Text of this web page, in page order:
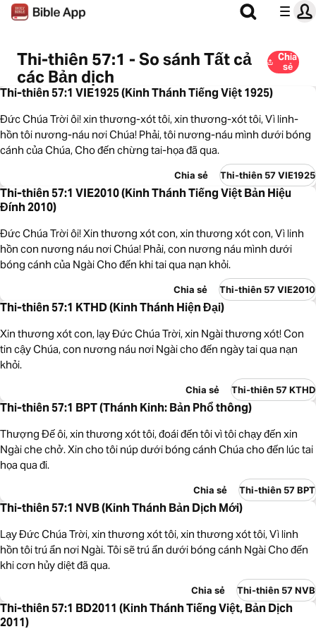
Thi-thiên 57:1 - So sánh Tất cả
các Bản dịch
Chia
sẻ
Thi-thiên 57:1 VIE1925 (Kinh Thánh Tiếng Việt 1925)
Đức Chúa Trời ôi! xin thương-xót tôi, xin thương-xót tôi, Vì linh-
hồn tôi nương-náu nơi Chúa! Phải, tôi nương-náu mình dưới bóng
cánh của Chúa, Cho đến chừng tai-họa đã qua.
Chia sẻ Thi-thiên 57 VIE1925
Thi-thiên 57:1 VIE2010 (Kinh Thánh Tiếng Việt Bản Hiệu
Đính 2010)
Đức Chúa Trời ôi! Xin thương xót con, xin thương xót con, Vì linh
hồn con nương náu nơi Chúa! Phải, con nương náu mình dưới
bóng cánh của Ngài Cho đến khi tai qua nạn khỏi.
Chia sẻ Thi-thiên 57 VIE2010
Thi-thiên 57:1 KTHD (Kinh Thánh Hiện Đại)
Xin thương xót con, lạy Đức Chúa Trời, xin Ngài thương xót! Con
tin cậy Chúa, con nương náu nơi Ngài cho đến ngày tai qua nạn
khỏi.
Chia sẻ Thi-thiên 57 KTHD
Thi-thiên 57:1 BPT (Thánh Kinh: Bản Phổ thông)
Thượng Đế ôi, xin thương xót tôi, đoái đến tôi vì tôi chạy đến xin
Ngài che chở. Xin cho tôi núp dưới bóng cánh Chúa cho đến lúc tai
họa qua đi.
Chia sẻ Thi-thiên 57 BPT
Thi-thiên 57:1 NVB (Kinh Thánh Bản Dịch Mới)
Lạy Đức Chúa Trời, xin thương xót tôi, xin thương xót tôi, Vì linh
hồn tôi trú ẩn nơi Ngài. Tôi sẽ trú ẩn dưới bóng cánh Ngài Cho đến
khi cơn hủy diệt đã qua.
Chia sẻ Thi-thiên 57 NVB
Thi-thiên 57:1 BD2011 (Kinh Thánh Tiếng Việt, Bản Dịch
2011)